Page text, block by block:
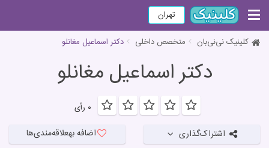
تهران
کلینیک نی‌نی‌بان متخصص داخلی دکتر اسماعیل مغانلو
دکتر اسماعیل مغانلو
۰ رأی
اشتراک‌گذاری اضافه بهعلاقه‌مندی‌ها